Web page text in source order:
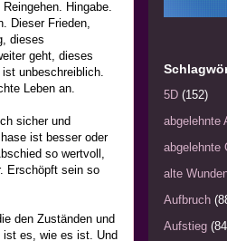
Hingabe.
Dieser Frieden,
dieses
geht, dieses
unbeschreiblich.
Leben an.
sicher und
ist besser oder
so wertvoll,
Erschöpft sein so
den Zuständen und
ist es, wie es ist. Und
5D (152)
abgelehnte
abgelehnte
alte
Aufbruch
Aufstieg